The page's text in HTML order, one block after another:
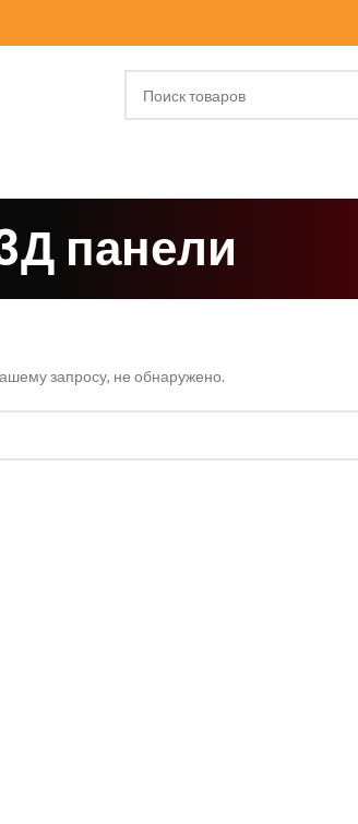
панели
запросу, не обнаружено.